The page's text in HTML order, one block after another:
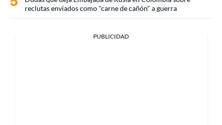
reclutas enviados como "carne de cañón" a guerra
PUBLICIDAD